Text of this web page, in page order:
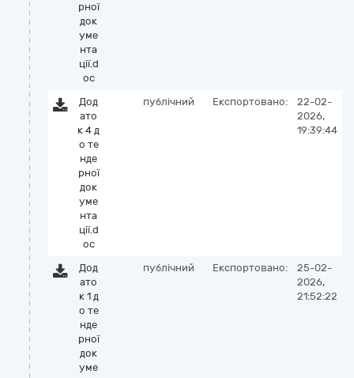
рної
док
уме
нта
ції.d
oc
Дод
ато
к 4 д
о те
нде
рної
док
уме
нта
ції.d
oc
публічний Експортовано:
22-02-
2026,
19:39:44
Дод
ато
к 1 д
о те
нде
рної
док
уме
публічний Експортовано:
25-02-
2026,
21:52:22